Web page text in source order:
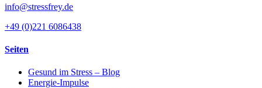
info@stressfrey.de
+49 (0)221 6086438
Seiten
Gesund im Stress – Blog
Energie-Impulse